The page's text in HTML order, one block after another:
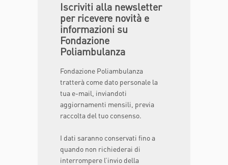
Iscriviti alla newsletter
per ricevere novità e
informazioni su
Fondazione
Poliambulanza
Fondazione Poliambulanza
tratterà come dato personale la
tua e-mail, inviandoti
aggiornamenti mensili, previa
raccolta del tuo consenso.
I dati saranno conservati fino a
quando non richiederai di
interrompere l’invio della